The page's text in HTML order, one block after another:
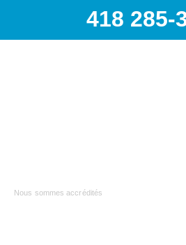
418 285-
Nous sommes accrédités